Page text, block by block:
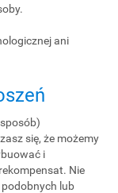
ani
się, że możemy
i
Nie
lub